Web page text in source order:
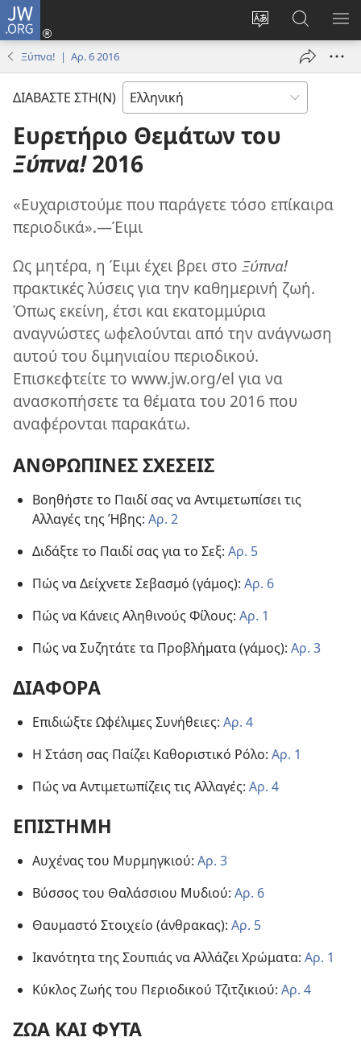
JW.ORG
Αλλαγή
γλώσσας
ιστότοπου
Σύνδεση
(ανοίγει
παράθυρο)
στο
JW.ORG
Ξύπνα! | Αρ. 6 2016
ΔΙΑΒΑΣΤΕ ΣΤΗ(Ν)
Ευρετήριο Θεμάτων του
Ξύπνα!2016
«Ευχαριστούμε που παράγετε τόσο επίκαιρα
περιοδικά».—Έιμι
Ως μητέρα, η Έιμι έχει βρει στο Ξύπνα!
πρακτικές λύσεις για την καθημερινή ζωή.
Όπως εκείνη, έτσι και εκατομμύρια
αναγνώστες ωφελούνται από την ανάγνωση
αυτού του διμηνιαίου περιοδικού.
Επισκεφτείτε το www.jw.org/el για να
ανασκοπήσετε τα θέματα του 2016 που
αναφέρονται παρακάτω.
ΑΝΘΡΩΠΙΝΕΣ ΣΧΕΣΕΙΣ
Βοηθήστε το Παιδί σας να Αντιμετωπίσει τις
Αλλαγές της Ήβης: Αρ. 2
Διδάξτε το Παιδί σας για το Σεξ: Αρ. 5
Πώς να Δείχνετε Σεβασμό (γάμος): Αρ. 6
Πώς να Κάνεις Αληθινούς Φίλους: Αρ. 1
Πώς να Συζητάτε τα Προβλήματα (γάμος): Αρ. 3
ΔΙΑΦΟΡΑ
Επιδιώξτε Ωφέλιμες Συνήθειες: Αρ. 4
Η Στάση σας Παίζει Καθοριστικό Ρόλο: Αρ. 1
Πώς να Αντιμετωπίζεις τις Αλλαγές: Αρ. 4
ΕΠΙΣΤΗΜΗ
Αυχένας του Μυρμηγκιού: Αρ. 3
Βύσσος του Θαλάσσιου Μυδιού: Αρ. 6
Θαυμαστό Στοιχείο (άνθρακας): Αρ. 5
Ικανότητα της Σουπιάς να Αλλάζει Χρώματα: Αρ. 1
Κύκλος Ζωής του Περιοδικού Τζιτζικιού: Αρ. 4
ΖΩΑ ΚΑΙ ΦΥΤΑ